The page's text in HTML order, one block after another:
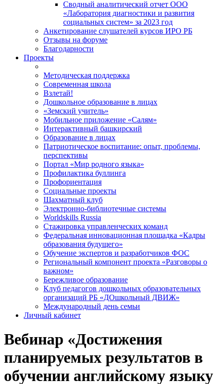
Сводный аналитический отчет ООО
«Лаборатория диагностики и развития
социальных систем» за 2023 год
Анкетирование слушателей курсов ИРО РБ
Отзывы на форуме
Благодарности
Проекты
Методическая поддержка
Современная школа
Взлетай!
Дошкольное образование в лицах
«Земский учитель»
Мобильное приложение «Салям»
Интерактивный башкирский
Образование в лицах
Патриотическое воспитание: опыт, проблемы,
перспективы
Портал «Мир родного языка»
Профилактика буллинга
Профориентация
Социальные проекты
Шахматный клуб
Электронно-библиотечные системы
Worldskills Russia
Стажировка управленческих команд
Федеральная инновационная площадка «Кадры
образования будущего»
Обучение экспертов и разработчиков ФОС
Региональный компонент проекта «Разговоры о
важном»
Бережливое образование
Клуб педагогов дошкольных образовательных
организаций РБ «ДОшкольный ДВИЖ»
Международный день семьи
Личный кабинет
Вебинар «Достижения
планируемых результатов в
обучении английскому языку